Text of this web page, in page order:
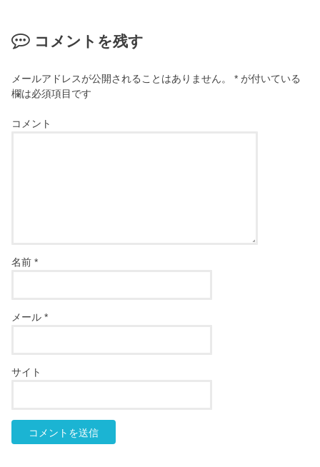
コメントを残す
メールアドレスが公開されることはありません。 * が付いている
欄は必須項目です
コメント
名前*
メール*
サイト